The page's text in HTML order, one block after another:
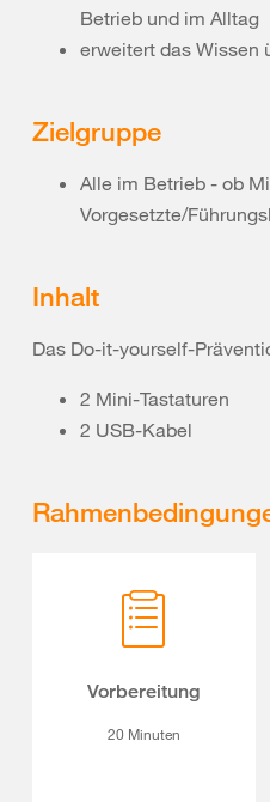
Betrieb und im Alltag
erweitert das Wissen
Zielgruppe
Alle im Betrieb - ob
Vorgesetzte/
Inhalt
Das Do-it-yourself-
2 Mini-Tastaturen
2 USB-Kabel
Vorbereitung
20 Minuten